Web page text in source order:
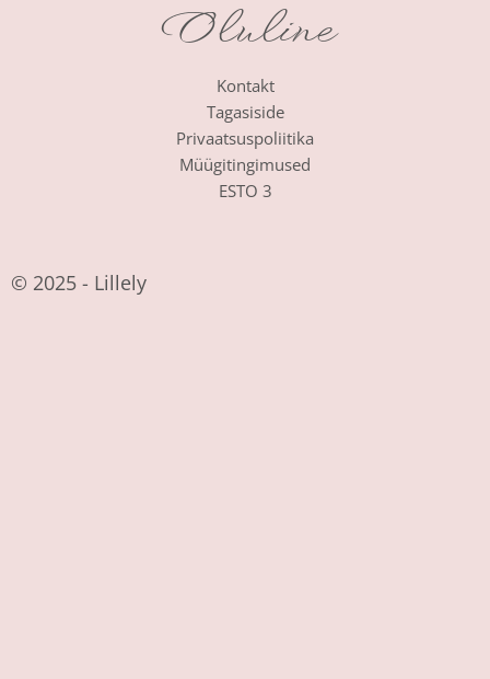
Oluline
Kontakt
Tagasiside
Privaatsuspoliitika
Müügitingimused
ESTO 3
© 2025 - Lillely